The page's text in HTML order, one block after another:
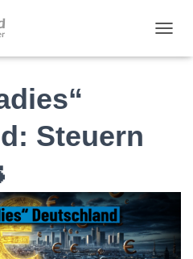
Steuern